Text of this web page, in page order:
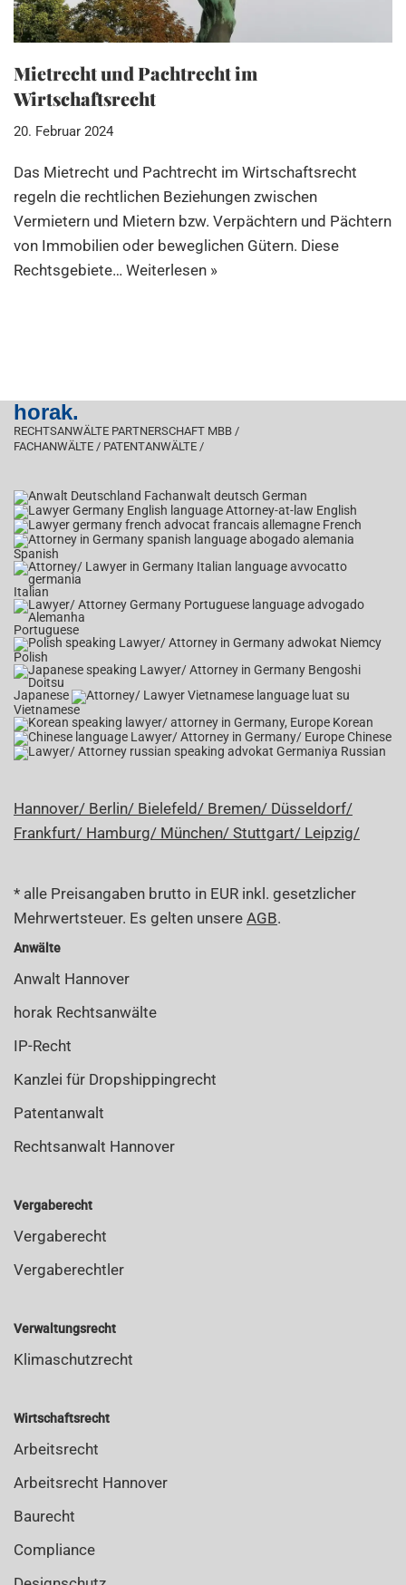
Mietrecht und Pachtrecht im
Wirtschaftsrecht
20. Februar 2024
Das Mietrecht und Pachtrecht im Wirtschaftsrecht
regeln die rechtlichen Beziehungen zwischen
Vermietern und Mietern bzw. Verpächtern und Pächtern
von Immobilien oder beweglichen Gütern. Diese
Rechtsgebiete… Weiterlesen »
horak.
RECHTSANWÄLTE PARTNERSCHAFT MBB /
FACHANWÄLTE / PATENTANWÄLTE /
German
English
French
Spanish
Italian
Portuguese
Polish
Japanese
Vietnamese
Korean
Chinese
Russian
Hannover/ Berlin/ Bielefeld/ Bremen/ Düsseldorf/
Frankfurt/ Hamburg/ München/ Stuttgart/ Leipzig/
* alle Preisangaben brutto in EUR inkl. gesetzlicher
Mehrwertsteuer. Es gelten unsere AGB.
Anwälte
Anwalt Hannover
horak Rechtsanwälte
IP-Recht
Kanzlei für Dropshippingrecht
Patentanwalt
Rechtsanwalt Hannover
Vergaberecht
Vergaberecht
Vergaberechtler
Verwaltungsrecht
Klimaschutzrecht
Wirtschaftsrecht
Arbeitsrecht
Arbeitsrecht Hannover
Baurecht
Compliance